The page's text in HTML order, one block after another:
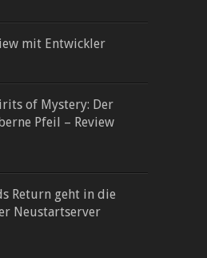
mit Entwickler
of Mystery: Der
Pfeil – Review
Return geht in die
Neustartserver